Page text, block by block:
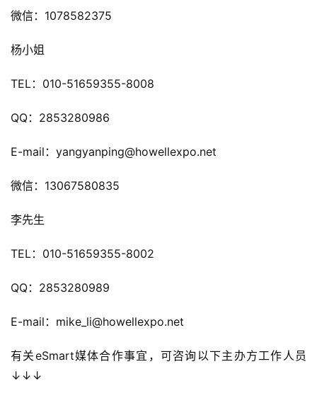
界
手
游
单
游
闲
戏
2
2
5
微信：1078582375
杨小姐
TEL：010-51659355-8008
QQ：2853280986
E-mail：yangyanping@howellexpo.net
微信：13067580835
李先生
TEL：010-51659355-8002
QQ：2853280989
E-mail：mike_li@howellexpo.net
有关eSmart媒体合作事宜，可咨询以下主办方工作人员
↓↓↓